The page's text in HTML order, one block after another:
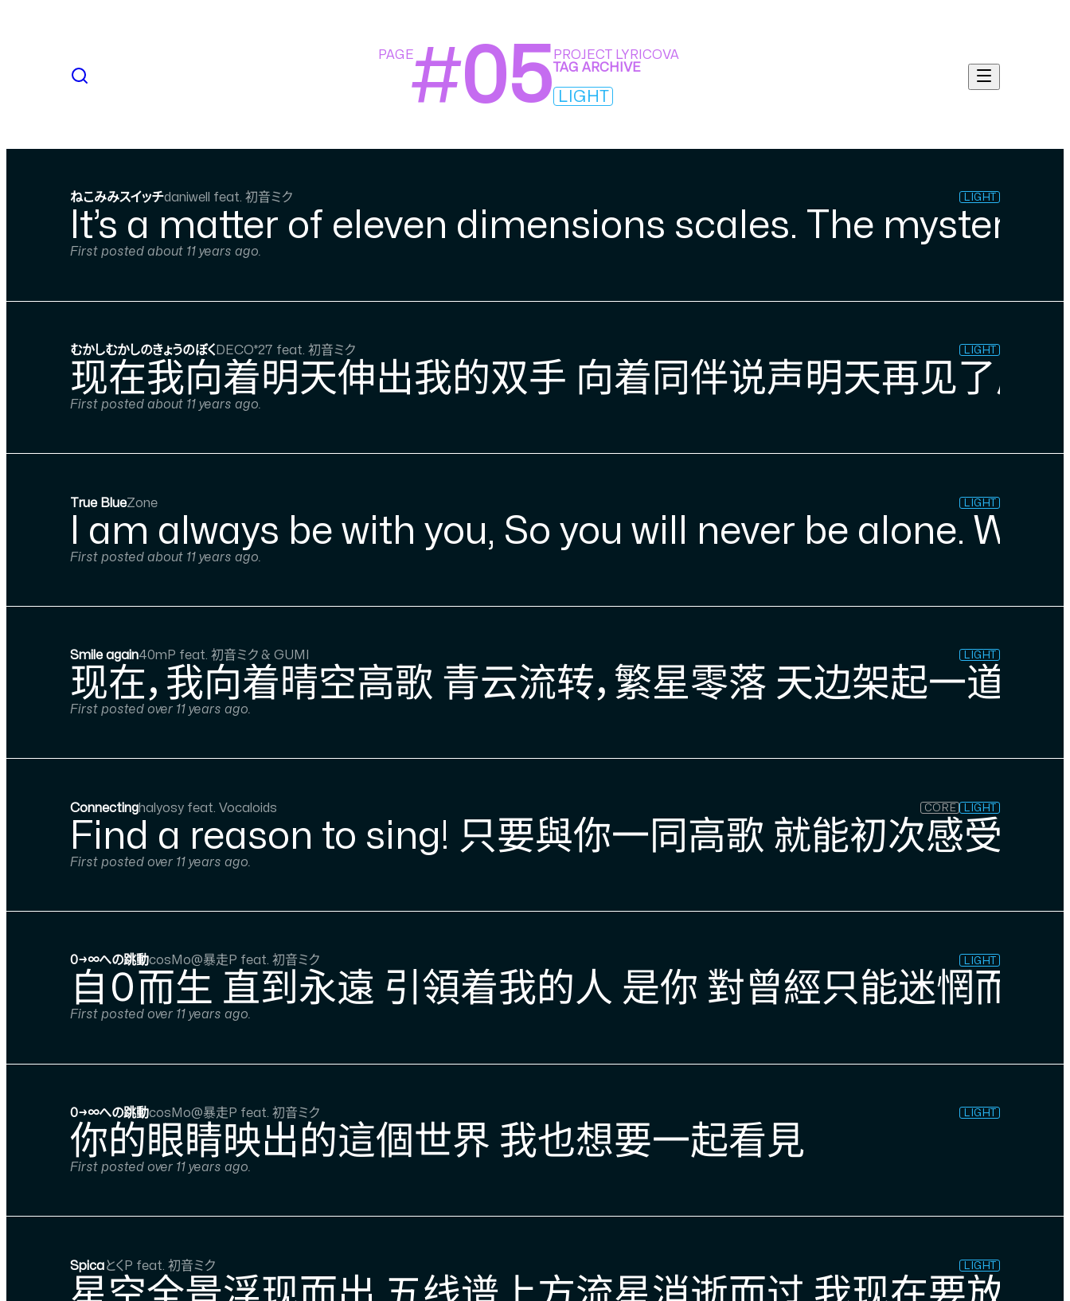
PAGE#05 PROJECT LYRICOVA
TAG ARCHIVE
LIGHT
ねこみみスイッチdaniwell feat. 初音ミク LIGHT
It’s a matter of eleven dimensions scales. The
First posted about 11 years ago.
むかしむかしのきょうのぼく DECO*27 feat. 初音ミク LIGHT
现在我向着明天伸出我的双手 向着同伴说声明天再见了朋
First posted about 11 years ago.
True BlueZone LIGHT
I am always be with you, So you will never be alone.
First posted about 11 years ago.
Smile again40mP feat. 初音ミク & GUMI LIGHT
现在，我向着晴空高歌 青云流转，繁星零落 天边架起一道
First posted over 11 years ago.
Connectinghalyosy feat. Vocaloids CORE LIGHT
Find a reason to sing! 只要與你一同高歌 就能初次感受到
First posted over 11 years ago.
0→∞への跳動cosMo@暴走P feat. 初音ミク LIGHT
自０而生 直到永遠 引領着我的人 是你 對曾經只能迷惘而
First posted over 11 years ago.
0→∞への跳動cosMo@暴走P feat. 初音ミク LIGHT
你的眼睛映出的這個世界 我也想要一起看見
First posted over 11 years ago.
SpicaとくP feat. 初音ミク LIGHT